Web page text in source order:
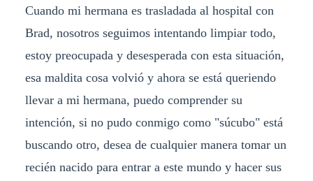
Cuando mi hermana es trasladada al hospital con
Brad, nosotros seguimos intentando limpiar todo,
estoy preocupada y desesperada con esta situación,
esa maldita cosa volvió y ahora se está queriendo
llevar a mi hermana, puedo comprender su
intención, si no pudo conmigo como "súcubo" está
buscando otro, desea de cualquier manera tomar un
recién nacido para entrar a este mundo y hacer sus